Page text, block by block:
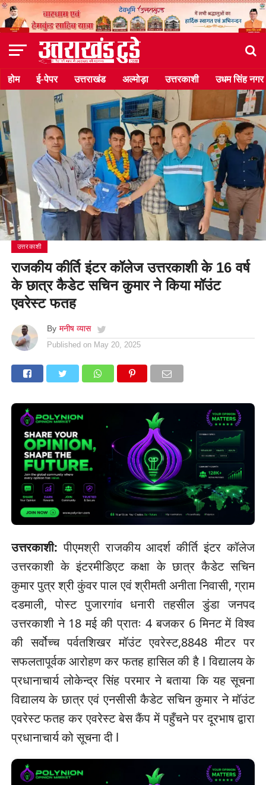
होम ई-पेपर उत्तराखंड अल्मोड़ा उत्तरकाशी उधम सिंह नगर
उत्तरकाशी
राजकीय कीर्ति इंटर कॉलेज उत्तरकाशी के 16 वर्ष
के छात्र कैडेट सचिन कुमार ने किया मॉउंट
एवरेस्ट फतह
By मनीष व्यास
Published on May 20, 2025
उत्तरकाशी: पीएमश्री राजकीय आदर्श कीर्ति इंटर कॉलेज
उत्तरकाशी के इंटरमीडिएट कक्षा के छात्र कैडेट सचिन
कुमार पुत्र श्री कुंवर पाल एवं श्रीमती अनीता निवासी, ग्राम
दडमाली, पोस्ट पुजारगांव धनारी तहसील डुंडा जनपद
उत्तरकाशी ने 18 मई की प्रातः 4 बजकर 6 मिनट में विश्व
की सर्वोच्च पर्वतशिखर मॉउंट एवरेस्ट,8848 मीटर पर
सफलतापूर्वक आरोहण कर फतह हासिल की है l विद्यालय के
प्रधानाचार्य लोकेन्द्र सिंह परमार ने बताया कि यह सूचना
विद्यालय के छात्र एवं एनसीसी कैडेट सचिन कुमार ने मॉउंट
एवरेस्ट फतह कर एवरेस्ट बेस कैंप में पहुँचने पर दूरभाष द्वारा
प्रधानाचार्य को सूचना दी l